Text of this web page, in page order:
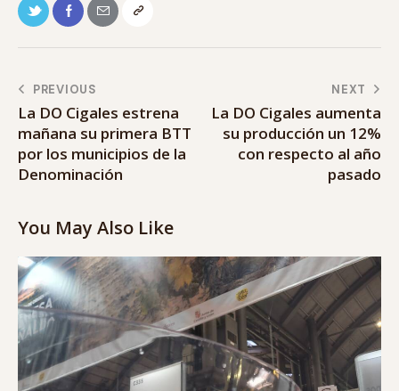
PREVIOUS
La DO Cigales estrena
mañana su primera BTT
por los municipios de la
Denominación
NEXT
La DO Cigales aumenta
su producción un 12%
con respecto al año
pasado
You May Also Like